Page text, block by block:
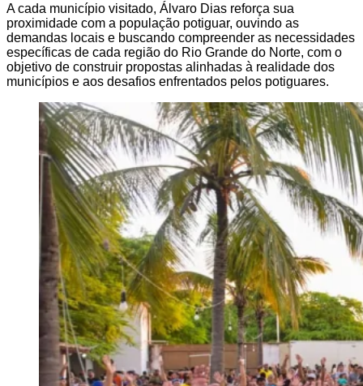
A cada município visitado, Álvaro Dias reforça sua
proximidade com a população potiguar, ouvindo as
demandas locais e buscando compreender as necessidades
específicas de cada região do Rio Grande do Norte, com o
objetivo de construir propostas alinhadas à realidade dos
municípios e aos desafios enfrentados pelos potiguares.